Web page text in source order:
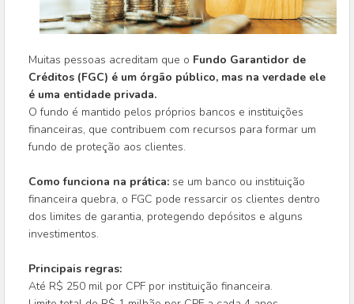
Muitas pessoas acreditam que o Fundo Garantidor de
Créditos (FGC) é um órgão público, mas na verdade ele
é uma entidade privada.
O fundo é mantido pelos próprios bancos e instituições
financeiras, que contribuem com recursos para formar um
fundo de proteção aos clientes.
Como funciona na prática: se um banco ou instituição
financeira quebra, o FGC pode ressarcir os clientes dentro
dos limites de garantia, protegendo depósitos e alguns
investimentos.
Principais regras:
Até R$ 250 mil por CPF por instituição financeira.